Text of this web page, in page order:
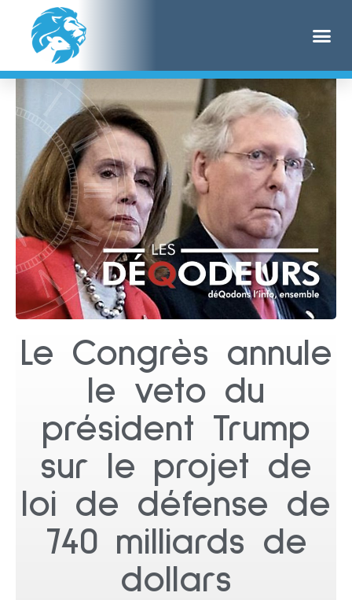
Le Congrès annule
le veto du
président Trump
sur le projet de
loi de défense de
740 milliards de
dollars